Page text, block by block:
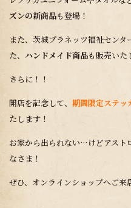
ズンの新商品も登場！
また、茨城プラネッツ福祉セン
た、 ハンドメイド商品も販売い
さらに！！
開店を記念して、 期間限定ステッ
たします！
お家から出られない…けどアスト
なさま！
ぜひ、オンラインショップへご